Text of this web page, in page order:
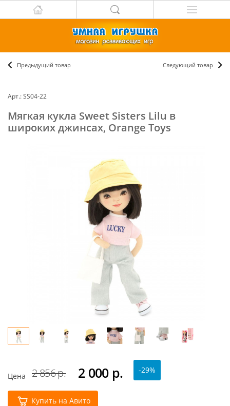
Предыдущий товар Следующий товар
Арт.: SS04-22
Мягкая кукла Sweet Sisters Lilu в
широких джинсах, Orange Toys
Цена 2 856 р. 2 000 р. -29%
Купить на Авито